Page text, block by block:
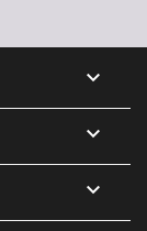


